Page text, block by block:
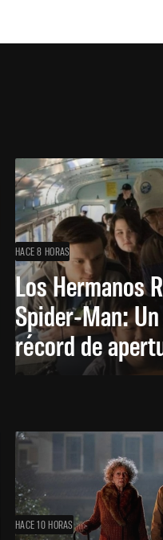
HACE 8 HORAS
Los Hermanos
Spider-Man:
récord de
HACE 10 HORAS